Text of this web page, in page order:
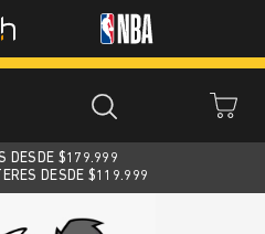
DESDE $179.999
DESDE $119.999